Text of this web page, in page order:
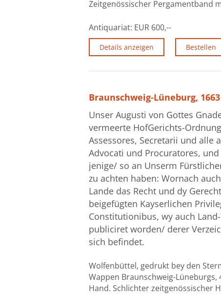
Zeitgenössischer Pergamentband
Antiquariat: EUR 600,--
Details anzeigen Bestellen
Braunschweig-Lüneburg, 1663
Unser Augusti von Gottes
vermeerte HofGerichts-
Assessores, Secretarii und alle
Advocati und Procuratores,
jenige/ so an Unserm
zu achten haben: Wornach
Lande das Recht und dy
beigefügten Kayserlichen
Constitutionibus, wy auch
publiciret worden/ derer
sich befindet.
Wolfenbüttel, gedrukt bey den
Wappen Braunschweig-Lüneburgs,
Hand. Schlichter zeitgenössischer